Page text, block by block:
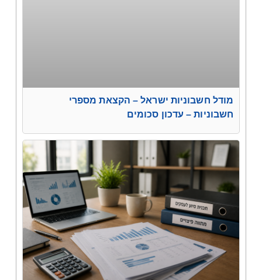
מודל חשבוניות ישראל – הקצאת מספרי
חשבוניות – עדכון סכומים